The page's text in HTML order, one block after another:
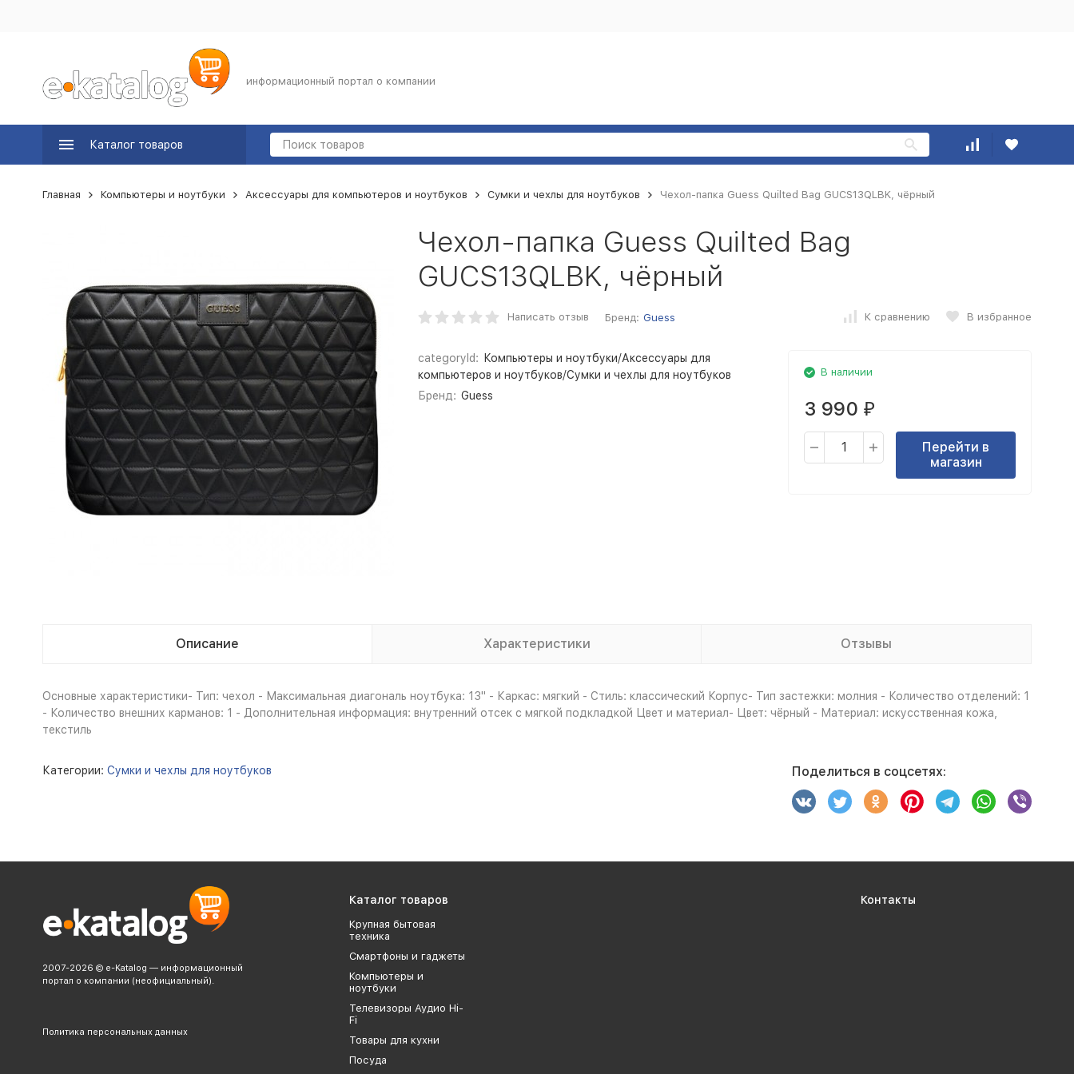
информационный портал о компании
Каталог товаров
Главная Компьютеры и ноутбуки Аксессуары для компьютеров и ноутбуков Сумки и чехлы для ноутбуков Чехол-папка Guess Quilted Bag GUCS13QLBK, чёрный
Чехол-папка Guess Quilted Bag
GUCS13QLBK, чёрный
Написать отзыв Бренд: Guess К сравнению В избранное
categoryId:
Компьютеры и ноутбуки/Аксессуары для
компьютеров и ноутбуков/Сумки и чехлы для ноутбуков
Бренд: Guess
В наличии
3 990 ₽
Перейти в
магазин
Описание Характеристики Отзывы
Основные характеристики- Тип: чехол - Максимальная диагональ ноутбука: 13" - Каркас: мягкий - Стиль: классический Корпус- Тип застежки: молния - Количество отделений: 1
- Количество внешних карманов: 1 - Дополнительная информация: внутренний отсек с мягкой подкладкой Цвет и материал- Цвет: чёрный - Материал: искусственная кожа,
текстиль
Категории: Сумки и чехлы для ноутбуков Поделиться в соцсетях:
2007-2026 © e-Katalog — информационный
портал о компании (неофициальный).
Политика персональных данных
Каталог товаров
Крупная бытовая
техника
Смартфоны и гаджеты
Компьютеры и
ноутбуки
Телевизоры Аудио Hi-
Fi
Товары для кухни
Посуда
Контакты